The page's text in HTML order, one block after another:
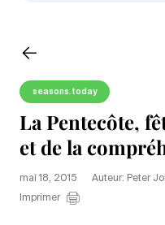
seasons.today
La Pentecôte,
et de la
mai 18, 2015
Auteur: Peter
Imprimer